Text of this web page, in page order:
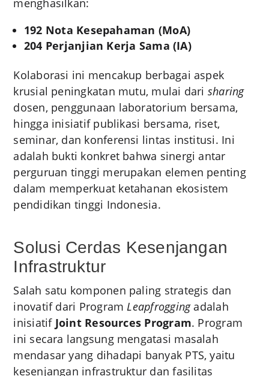
menghasilkan:
192 Nota Kesepahaman (MoA)
204 Perjanjian Kerja Sama (IA)
Kolaborasi ini mencakup berbagai aspek
krusial peningkatan mutu, mulai dari sharing
dosen, penggunaan laboratorium bersama,
hingga inisiatif publikasi bersama, riset,
seminar, dan konferensi lintas institusi. Ini
adalah bukti konkret bahwa sinergi antar
perguruan tinggi merupakan elemen penting
dalam memperkuat ketahanan ekosistem
pendidikan tinggi Indonesia.
Solusi Cerdas Kesenjangan
Infrastruktur
Salah satu komponen paling strategis dan
inovatif dari ProgramLeapfroggingadalah
inisiatif Joint Resources Program. Program
ini secara langsung mengatasi masalah
mendasar yang dihadapi banyak PTS, yaitu
kesenjangan infrastruktur dan fasilitas